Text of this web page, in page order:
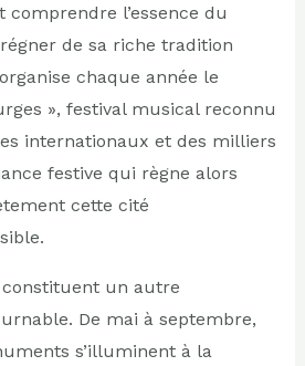
l’essence du
de sa riche tradition
chaque année le
», festival musical reconnu
internationaux et des milliers
festive qui règne alors
cette cité
un autre
De mai à septembre,
s’illuminent à la